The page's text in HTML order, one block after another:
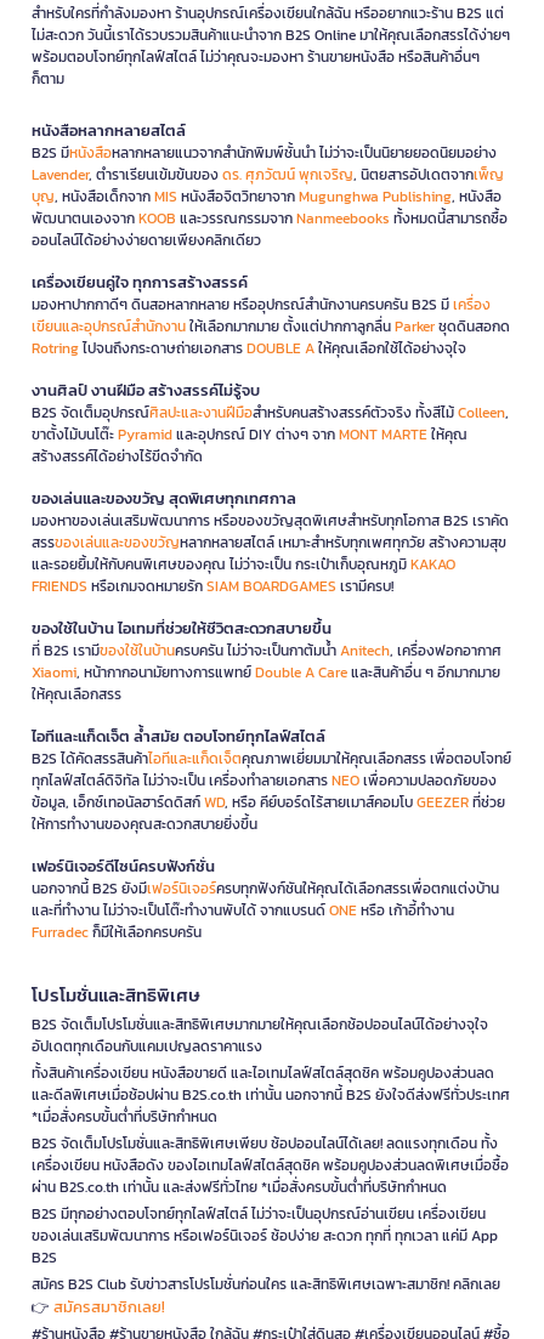
สำหรับใครที่กำลังมองหา ร้านอุปกรณ์เครื่องเขียนใกล้ฉัน หรืออยากแวะร้าน B2S แต่
ไม่สะดวก วันนี้เราได้รวบรวมสินค้าแนะนำจาก B2S Online มาให้คุณเลือกสรรได้ง่ายๆ
พร้อมตอบโจทย์ทุกไลฟ์สไตล์ ไม่ว่าคุณจะมองหา ร้านขายหนังสือ หรือสินค้าอื่นๆ
ก็ตาม
หนังสือหลากหลายสไตล์
B2S มีหนังสือหลากหลายแนวจากสำนักพิมพ์ชั้นนำ ไม่ว่าจะเป็นนิยายยอดนิยมอย่าง
Lavender, ตำราเรียนเข้มข้นของดร. ศุภวัฒน์ พุกเจริญ, นิตยสารอัปเดตจากเพ็ญ
บุญ, หนังสือเด็กจากMIS หนังสือจิตวิทยาจากMugunghwa Publishing, หนังสือ
พัฒนาตนเองจากKOOB และวรรณกรรมจากNanmeebooks ทั้งหมดนี้สามารถซื้อ
ออนไลน์ได้อย่างง่ายดายเพียงคลิกเดียว
เครื่องเขียนคู่ใจ ทุกการสร้างสรรค์
มองหาปากกาดีๆ ดินสอหลากหลาย หรืออุปกรณ์สำนักงานครบครัน B2S มีเครื่อง
เขียนและอุปกรณ์สำนักงานให้เลือกมากมาย ตั้งแต่ปากกาลูกลื่นParkerชุดดินสอกด
Rotringไปจนถึงกระดาษถ่ายเอกสารDOUBLE Aให้คุณเลือกใช้ได้อย่างจุใจ
งานศิลป์ งานฝีมือ สร้างสรรค์ไม่รู้จบ
B2S จัดเต็มอุปกรณ์ศิลปะและงานฝีมือสำหรับคนสร้างสรรค์ตัวจริง ทั้งสีไม้Colleen,
ขาตั้งไม้บนโต๊ะPyramidและอุปกรณ์ DIY ต่างๆ จากMONT MARTEให้คุณ
สร้างสรรค์ได้อย่างไร้ขีดจำกัด
ของเล่นและของขวัญ สุดพิเศษทุกเทศกาล
มองหาของเล่นเสริมพัฒนาการ หรือของขวัญสุดพิเศษสำหรับทุกโอกาส B2S เราคัด
สรรของเล่นและของขวัญหลากหลายสไตล์ เหมาะสำหรับทุกเพศทุกวัย สร้างความสุข
และรอยยิ้มให้กับคนพิเศษของคุณ ไม่ว่าจะเป็น กระเป๋าเก็บอุณหภูมิKAKAO
FRIENDS หรือเกมจดหมายรักSIAM BOARDGAMES เรามีครบ!
ของใช้ในบ้าน ไอเทมที่ช่วยให้ชีวิตสะดวกสบายขึ้น
ที่ B2S เรามีของใช้ในบ้านครบครัน ไม่ว่าจะเป็นกาต้มน้ำAnitech, เครื่องฟอกอากาศ
Xiaomi, หน้ากากอนามัยทางการแพทย์Double A Careและสินค้าอื่น ๆ อีกมากมาย
ให้คุณเลือกสรร
ไอทีและแก็ดเจ็ต ล้ำสมัย ตอบโจทย์ทุกไลฟ์สไตล์
B2S ได้คัดสรรสินค้าไอทีและแก็ดเจ็ตคุณภาพเยี่ยมมาให้คุณเลือกสรร เพื่อตอบโจทย์
ทุกไลฟ์สไตล์ดิจิทัล ไม่ว่าจะเป็น เครื่องทำลายเอกสารNEOเพื่อความปลอดภัยของ
ข้อมูล, เอ็กซ์เทอนัลฮาร์ดดิสก์WD, หรือ คีย์บอร์ดไร้สายเมาส์คอมโบGEEZERที่ช่วย
ให้การทำงานของคุณสะดวกสบายยิ่งขึ้น
เฟอร์นิเจอร์ดีไซน์ครบฟังก์ชั่น
นอกจากนี้ B2S ยังมีเฟอร์นิเจอร์ครบทุกฟังก์ชันให้คุณได้เลือกสรรเพื่อตกแต่งบ้าน
และที่ทำงาน ไม่ว่าจะเป็นโต๊ะทำงานพับได้ จากแบรนด์ONEหรือ เก้าอี้ทำงาน
Furradecก็มีให้เลือกครบครัน
โปรโมชั่นและสิทธิพิเศษ
B2S จัดเต็มโปรโมชั่นและสิทธิพิเศษมากมายให้คุณเลือกช้อปออนไลน์ได้อย่างจุใจ
อัปเดตทุกเดือนกับแคมเปญลดราคาแรง
ทั้งสินค้าเครื่องเขียน หนังสือขายดี และไอเทมไลฟ์สไตล์สุดชิค พร้อมคูปองส่วนลด
และดีลพิเศษเมื่อช้อปผ่าน B2S.co.th เท่านั้น นอกจากนี้ B2S ยังใจดีส่งฟรีทั่วประเทศ
*เมื่อสั่งครบขั้นต่ำที่บริษัทกำหนด
B2S จัดเต็มโปรโมชั่นและสิทธิพิเศษเพียบ ช้อปออนไลน์ได้เลย! ลดแรงทุกเดือน ทั้ง
เครื่องเขียน หนังสือดัง ของไอเทมไลฟ์สไตล์สุดชิค พร้อมคูปองส่วนลดพิเศษเมื่อซื้อ
ผ่าน B2S.co.th เท่านั้น และส่งฟรีทั่วไทย *เมื่อสั่งครบขั้นต่ำที่บริษัทกำหนด
B2S มีทุกอย่างตอบโจทย์ทุกไลฟ์สไตล์ ไม่ว่าจะเป็นอุปกรณ์อ่านเขียน เครื่องเขียน
ของเล่นเสริมพัฒนาการ หรือเฟอร์นิเจอร์ ช้อปง่าย สะดวก ทุกที่ ทุกเวลา แค่มี App
B2S
สมัคร B2S Club รับข่าวสารโปรโมชั่นก่อนใคร และสิทธิพิเศษเฉพาะสมาชิก! คลิกเลย
👉 สมัครสมาชิกเลย!
#ร้านหนังสือ #ร้านขายหนังสือ ใกล้ฉัน #กระเป๋าใส่ดินสอ #เครื่องเขียนออนไลน์ #ซื้อ